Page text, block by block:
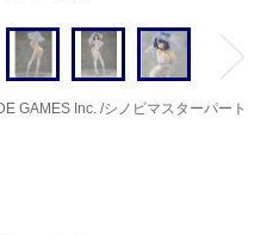
GAMES Inc. /シノビマスターパート